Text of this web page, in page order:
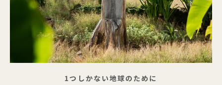
キャッチフレーズ
1つしかない地球のために